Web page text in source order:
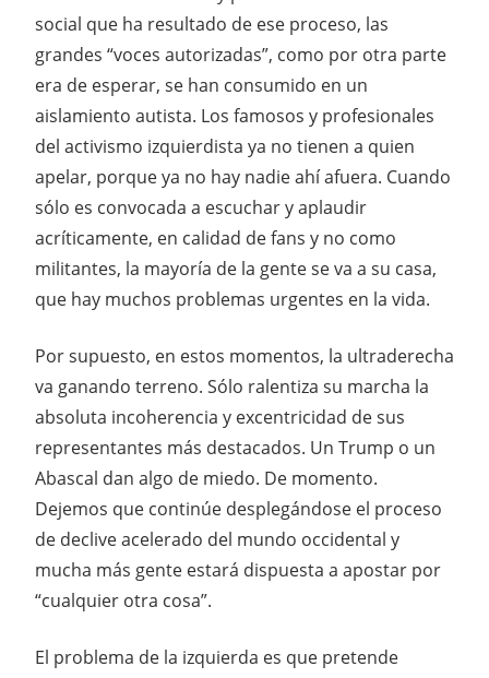
social que ha resultado de ese proceso, las
grandes “voces autorizadas”, como por otra parte
era de esperar, se han consumido en un
aislamiento autista. Los famosos y profesionales
del activismo izquierdista ya no tienen a quien
apelar, porque ya no hay nadie ahí afuera. Cuando
sólo es convocada a escuchar y aplaudir
acríticamente, en calidad de fans y no como
militantes, la mayoría de la gente se va a su casa,
que hay muchos problemas urgentes en la vida.
Por supuesto, en estos momentos, la ultraderecha
va ganando terreno. Sólo ralentiza su marcha la
absoluta incoherencia y excentricidad de sus
representantes más destacados. Un Trump o un
Abascal dan algo de miedo. De momento.
Dejemos que continúe desplegándose el proceso
de declive acelerado del mundo occidental y
mucha más gente estará dispuesta a apostar por
“cualquier otra cosa”.
El problema de la izquierda es que pretende